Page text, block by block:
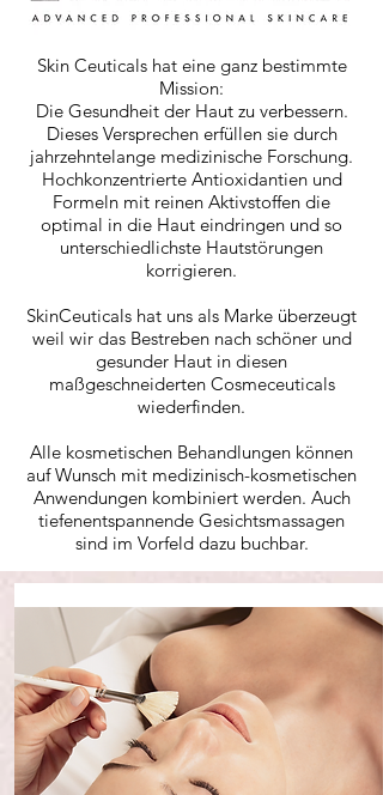
Skin Ceuticals hat eine ganz bestimmte
Mission:
Die Gesundheit der Haut zu verbessern.
Dieses Versprechen erfüllen sie durch
jahrzehntelange medizinische Forschung.
Hochkonzentrierte Antioxidantien und
Formeln mit reinen Aktivstoffen die
optimal in die Haut eindringen und so
unterschiedlichste Hautstörungen
korrigieren.
SkinCeuticals hat uns als Marke überzeugt
weil wir das Bestreben nach schöner und
gesunder Haut in diesen
maßgeschneiderten Cosmeceuticals
wiederfinden.
Alle kosmetischen Behandlungen können
auf Wunsch mit medizinisch-kosmetischen
Anwendungen kombiniert werden. Auch
tiefenentspannende Gesichtsmassagen
sind im Vorfeld dazu buchbar.